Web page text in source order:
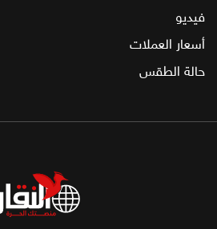
فيديو
أسعار العملات
حالة الطقس